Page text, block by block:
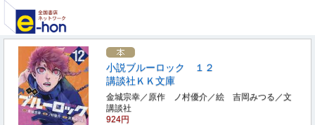
小説ブルーロック １２
講談社ＫＫ文庫
金城宗幸／原作 ノ村優介／絵 吉岡みつる／文
講談社
924円